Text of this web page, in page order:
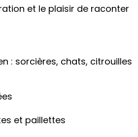
et le plaisir de raconter
: sorcières, chats, citrouilles
et paillettes